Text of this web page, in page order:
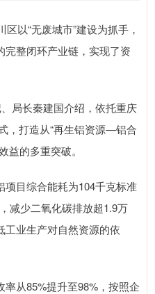
以“无废城市”建设为抓手，
整闭环产业链，实现了资
局长秦建国介绍，依托重庆
，打造从“再生铝资源—铝合
的多重突破。
目综合能耗为104千克标准
减少二氧化碳排放超1.9万
业生产对自然资源的依
从85%提升至98%，按照企